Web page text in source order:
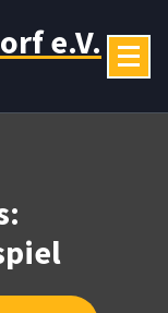
e.V.